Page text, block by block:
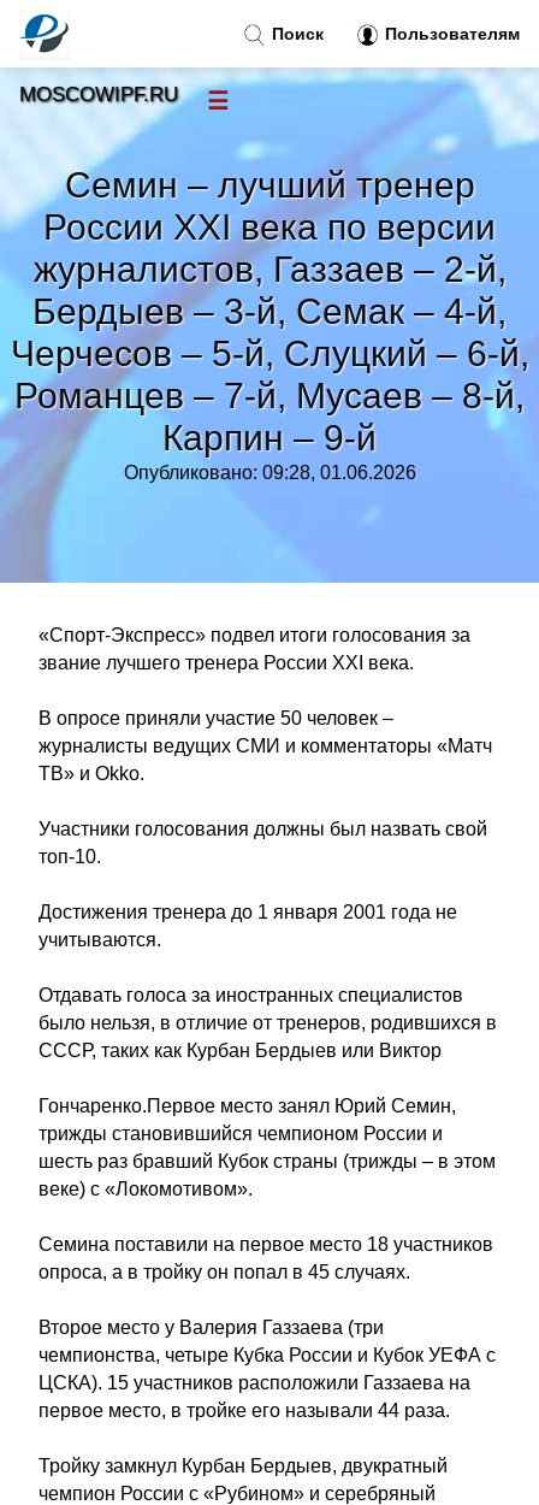
Семин – лучший тренер
России XXI века по версии
журналистов, Газзаев – 2-й,
Бердыев – 3-й, Семак – 4-й,
Черчесов – 5-й, Слуцкий – 6-й,
Романцев – 7-й, Мусаев – 8-й,
Карпин – 9-й
Опубликовано: 09:28, 01.06.2026
«Спорт-Экспресс» подвел итоги голосования за
звание лучшего тренера России XXI века.
В опросе приняли участие 50 человек –
журналисты ведущих СМИ и комментаторы «Матч
ТВ» и Okko.
Участники голосования должны был назвать свой
топ-10.
Достижения тренера до 1 января 2001 года не
учитываются.
Отдавать голоса за иностранных специалистов
было нельзя, в отличие от тренеров, родившихся в
СССР, таких как Курбан Бердыев или Виктор
Гончаренко.Первое место занял Юрий Семин,
трижды становившийся чемпионом России и
шесть раз бравший Кубок страны (трижды – в этом
веке) с «Локомотивом».
Семина поставили на первое место 18 участников
опроса, а в тройку он попал в 45 случаях.
Второе место у Валерия Газзаева (три
чемпионства, четыре Кубка России и Кубок УЕФА с
ЦСКА). 15 участников расположили Газзаева на
первое место, в тройке его называли 44 раза.
Тройку замкнул Курбан Бердыев, двукратный
чемпион России с «Рубином» и серебряный
Поиск Пользователям
MOSCOWIPF.RU ☰
Тренды новостей»
Рубрики»
Контакт